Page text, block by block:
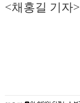
<채홍길 기자>